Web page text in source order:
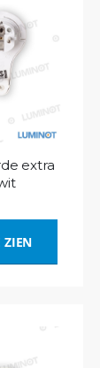
extra
ZIEN